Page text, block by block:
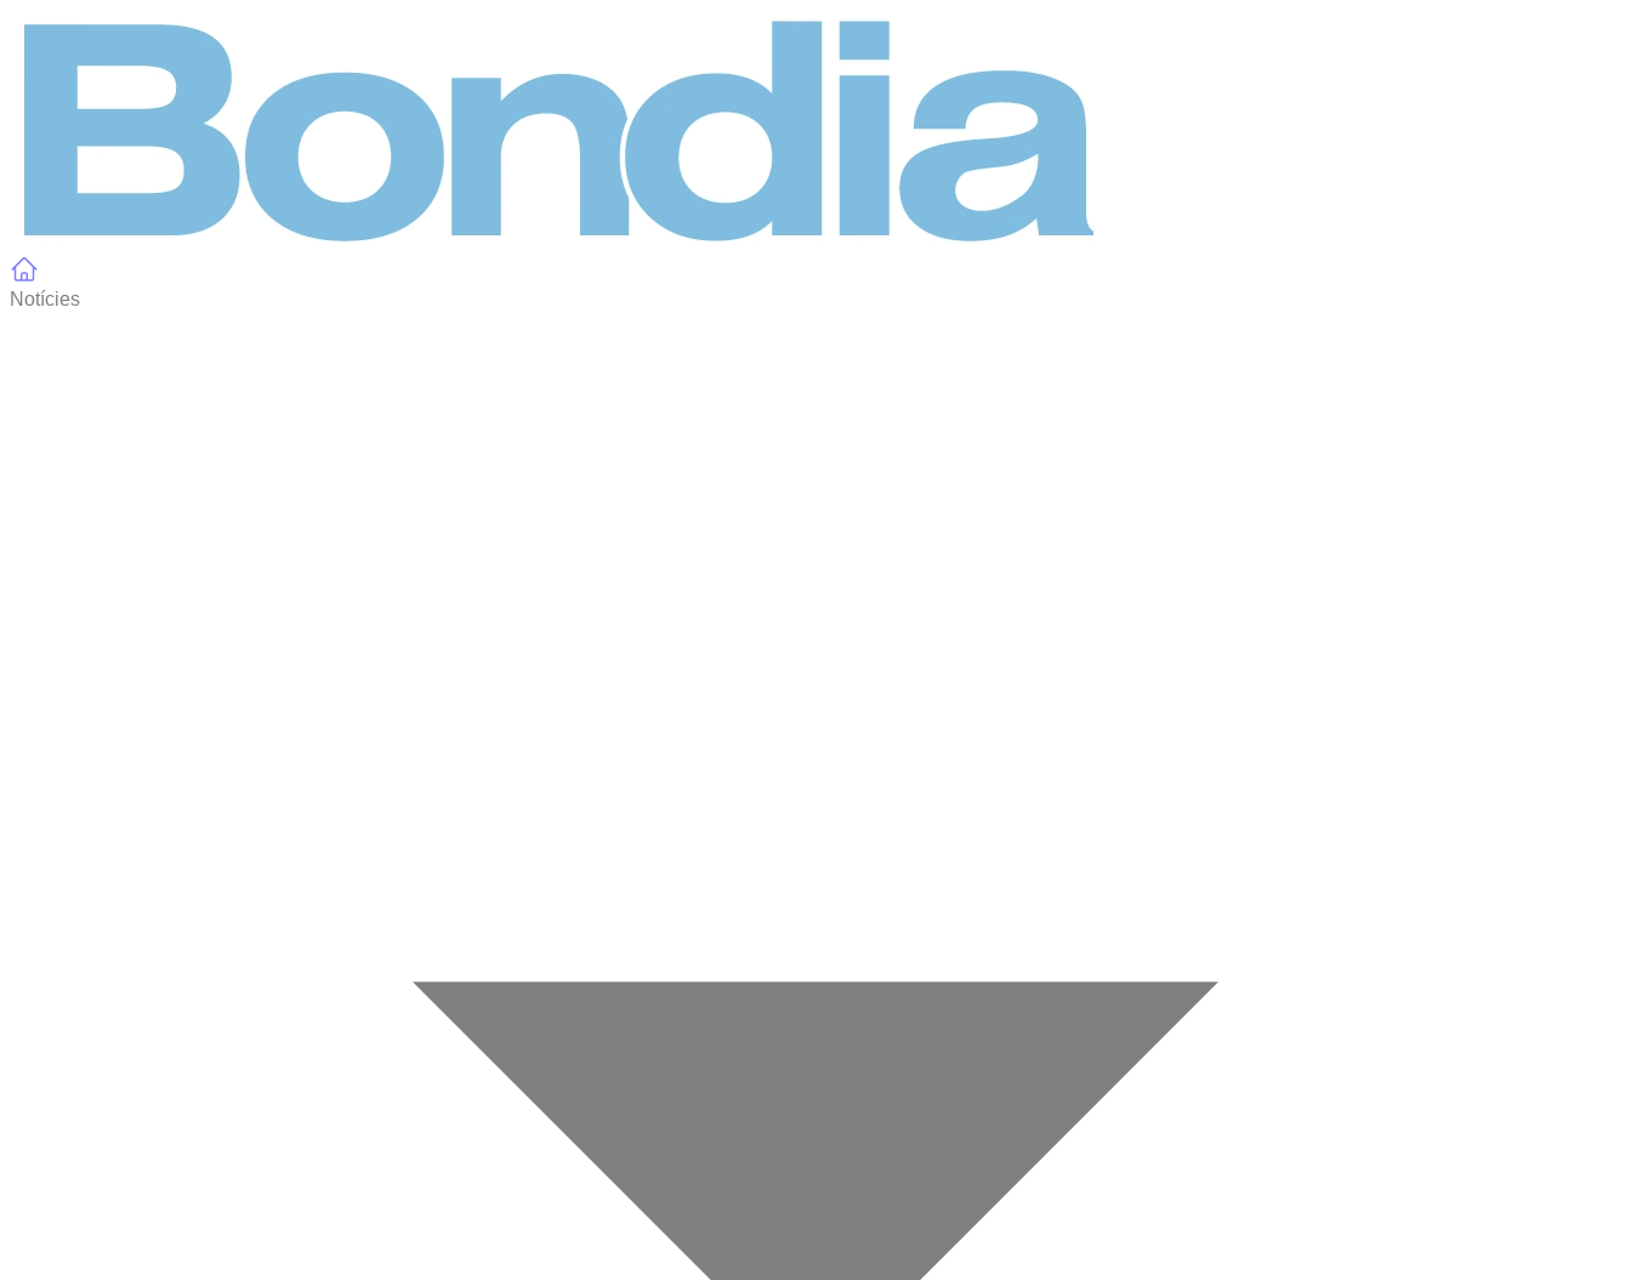
Notícies